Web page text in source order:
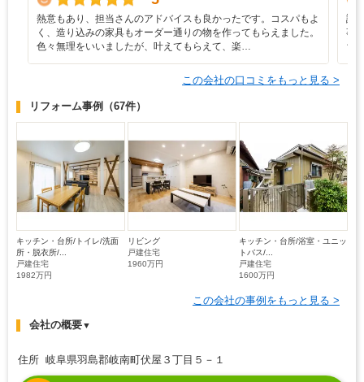
熱意もあり、担当さんのアドバイスも良かったです。コスパもよ
く、造り込みの家具もオーダー通りの物を作ってもらえました。
色々無理をいいましたが、叶えてもらえて、楽…
設
事
ち
この会社の口コミをもっと見る >
リフォーム事例 （67件）
キッチン・台所/トイレ/洗面
所・脱衣所/...
戸建住宅
1982万円
リビング
戸建住宅
1960万円
キッチン・台所/浴室・ユニッ
トバス/...
戸建住宅
1600万円
この会社の事例をもっと見る >
会社の概要▼
住所 岐阜県羽島郡岐南町伏屋３丁目５－１